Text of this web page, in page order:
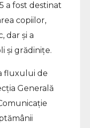
a fost destinat
copiilor,
dar și a
şi grădinițe.
fluxului de
Generală